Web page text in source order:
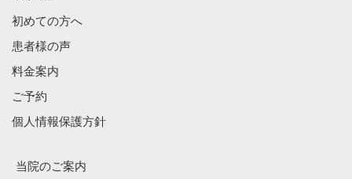
初めての方へ
患者様の声
料金案内
ご予約
個人情報保護方針
当院のご案内